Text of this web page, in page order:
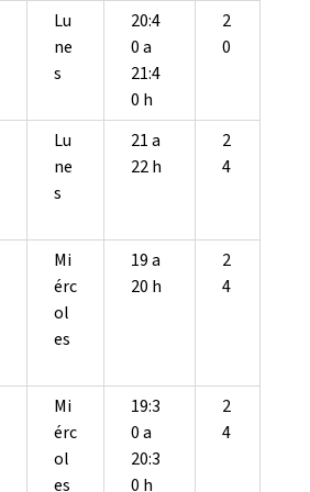
Lu
ne
s
20:4
0 a
21:4
0 h
2
0
Lu
ne
s
21 a
22 h
2
4
Mi
érc
ol
es
19 a
20 h
2
4
Mi
érc
ol
es
19:3
0 a
20:3
0 h
2
4